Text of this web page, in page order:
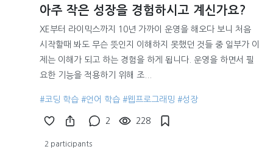
아주 작은 성장을 경험하시고 계신가요?
XE부터 라이믹스까지 10년 가까이 운영을 해오다 보니 처음
시작할때 봐도 무슨 뜻인지 이해하지 못했던 것들 중 일부가 이
제는 이해가 되고 하는 경험을 하게 됩니다. 운영을 하면서 필
요한 기능을 적용하기 위해 조...
#코딩 학습 #언어 학습 #웹프로그래밍 #성장
2 228
2 participants